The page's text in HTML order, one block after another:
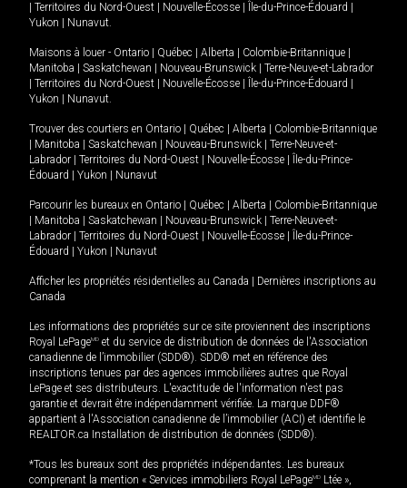
Territoires du Nord-Ouest Nouvelle-Écosse Île-du-Prince-Édouard
Yukon
Nunavut.
Maisons à louer - Ontario Québec Alberta Colombie-Britannique
Manitoba
Saskatchewan Nouveau-Brunswick
Terre-Neuve-et-Labrador
Territoires du Nord-Ouest Nouvelle-Écosse Île-du-Prince-Édouard
Yukon
Nunavut.
Trouver des courtiers en Ontario Québec Alberta
Colombie-Britannique
Manitoba Saskatchewan Nouveau-Brunswick
Terre-Neuve-et-
Labrador
Territoires du Nord-Ouest Nouvelle-Écosse
Île-du-Prince-
Édouard
Yukon Nunavut
Parcourir les bureaux en Ontario Québec Alberta
Colombie-Britannique
Manitoba Saskatchewan Nouveau-Brunswick
Terre-Neuve-et-
Labrador
Territoires du Nord-Ouest Nouvelle-Écosse
Île-du-Prince-
Édouard
Yukon Nunavut
Afficher les propriétés résidentielles au Canada
Dernières inscriptions au
Canada
Les informations des propriétés sur ce site proviennent des inscriptions
Royal LePageMD et du service de distribution de données de l'Association
canadienne de l’immobilier (SDD®). SDD® met en référence des
inscriptions tenues par des agences immobilières autres que Royal
LePage et ses distributeurs. L'exactitude de l'information n'est pas
garantie et devrait être indépendamment vérifiée. La marque DDF®
appartient à l'Association canadienne de l’immobilier (ACI) et identifie le
REALTOR.ca Installation de distribution de données (SDD®).
*Tous les bureaux sont des propriétés indépendantes. Les bureaux
comprenant la mention « Services immobiliers Royal LePageMD Ltée »,